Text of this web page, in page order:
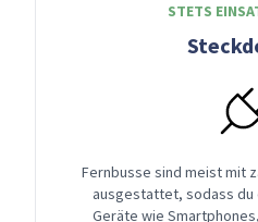
STETS
Fernbusse sind meist mit
ausgestattet, sodass
Geräte wie